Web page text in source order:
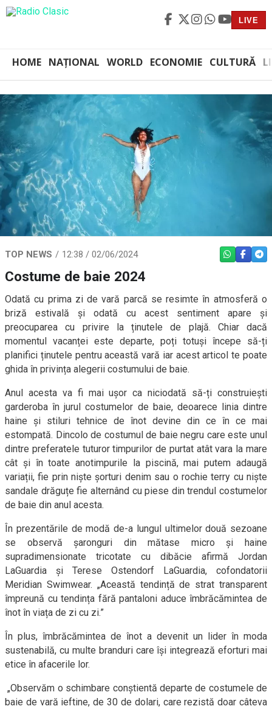
LIVE
HOME NAȚIONAL WORLD ECONOMIE CULTURĂ
TOP NEWS 12:38 / 02/06/2024 WHATSAPP
Costume de baie 2024
Odată cu prima zi de vară parcă se resimte în atmosferă o
briză estivală și odată cu acest sentiment apare și
preocuparea cu privire la ținutele de plajă. Chiar dacă
momentul vacanței este departe, poți totuși începe să-ți
planifici ținutele pentru această vară iar acest articol te poate
ghida în privința alegerii costumului de baie.
Anul acesta va fi mai ușor ca niciodată să-ți construiești
garderoba în jurul costumelor de baie, deoarece linia dintre
haine și stiluri tehnice de înot devine din ce în ce mai
estompată. Dincolo de costumul de baie negru care este unul
dintre preferatele tuturor timpurilor de purtat atât vara la mare
cât și în toate anotimpurile la piscină, mai putem adaugă
variații, fie prin niște șorturi denim sau o rochie terry cu niște
sandale drăguțe fie alternând cu piese din trendul costumelor
de baie din anul acesta.
În prezentările de modă de-a lungul ultimelor două sezoane
se observă șaronguri din mătase micro și haine
supradimensionate tricotate cu dibăcie afirmă Jordan
LaGuardia și Terese Ostendorf LaGuardia, cofondatorii
Meridian Swimwear. „Această tendință de strat transparent
împreună cu tendința fără pantaloni aduce îmbrăcămintea de
înot în viața de zi cu zi.”
În plus, îmbrăcămintea de înot a devenit un lider în moda
sustenabilă, cu multe branduri care își integrează eforturi mai
etice în afacerile lor.
„Observăm o schimbare conștientă departe de costumele de
baie de vară ieftine, de 30 de dolari, care rezistă doar câteva